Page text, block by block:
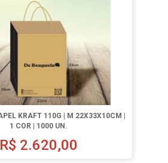
KRAFT 110G | M 22X33X10CM |
1 COR | 1000 UN.
R$ 2.620,00